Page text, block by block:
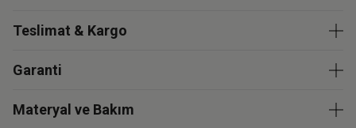
Teslimat & Kargo
Garanti
Materyal ve Bakım